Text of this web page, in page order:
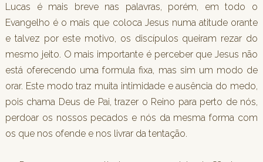
Lucas é mais breve nas palavras, porém, em todo o
Evangelho é o mais que coloca Jesus numa atitude orante
e talvez por este motivo, os discípulos queiram rezar do
mesmo jeito. O mais importante é perceber que Jesus não
está oferecendo uma formula fixa, mas sim um modo de
orar. Este modo traz muita intimidade e ausência do medo,
pois chama Deus de Pai, trazer o Reino para perto de nós,
perdoar os nossos pecados e nós da mesma forma com
os que nos ofende e nos livrar da tentação.